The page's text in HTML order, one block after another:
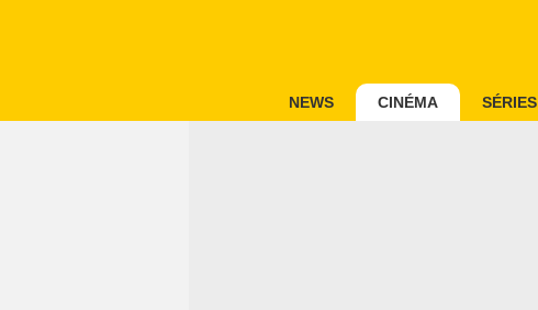
NEWS CINÉMA SÉRIES